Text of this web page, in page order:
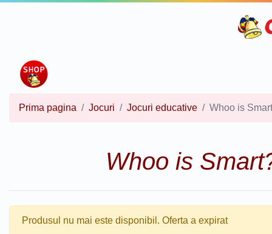
Prima pagina Jocuri Jocuri educative Whoo is
Whoo is
Produsul nu mai este disponibil. Oferta a expirat